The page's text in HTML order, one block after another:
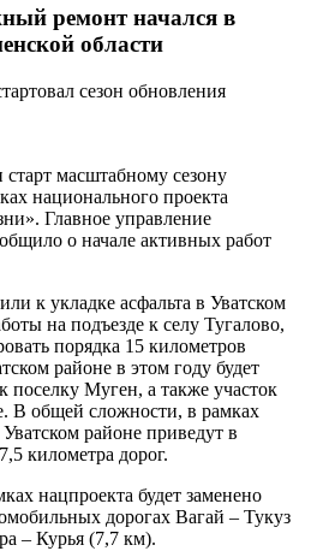
ремонт начался в
области
масштабному сезону
национального проекта
Главное управление
о начале активных работ
к укладке асфальта в Уватском
на подъезде к селу Тугалово,
порядка 15 километров
районе в этом году будет
поселку Муген, а также участок
В общей сложности, в рамках
районе приведут в
километра дорог.
нацпроекта будет заменено
дорогах Вагай – Тукуз
– Курья (7,7 км).